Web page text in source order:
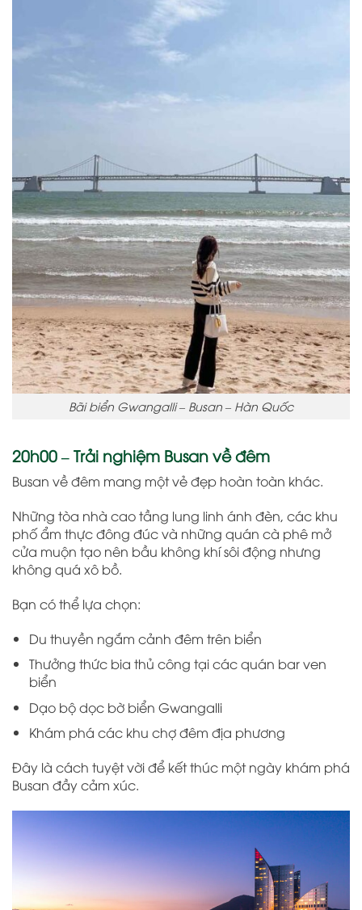
Bãi biển Gwangalli – Busan – Hàn Quốc
20h00 – Trải nghiệm Busan về đêm
Busan về đêm mang một vẻ đẹp hoàn toàn khác.
Những tòa nhà cao tầng lung linh ánh đèn, các khu
phố ẩm thực đông đúc và những quán cà phê mở
cửa muộn tạo nên bầu không khí sôi động nhưng
không quá xô bồ.
Bạn có thể lựa chọn:
Du thuyền ngắm cảnh đêm trên biển
Thưởng thức bia thủ công tại các quán bar ven
biển
Dạo bộ dọc bờ biển Gwangalli
Khám phá các khu chợ đêm địa phương
Đây là cách tuyệt vời để kết thúc một ngày khám phá
Busan đầy cảm xúc.